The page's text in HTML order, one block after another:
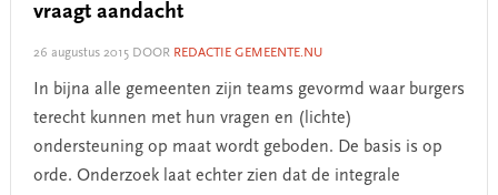
vraagt aandacht
26 augustus 2015DOOR REDACTIE GEMEENTE.NU
In bijna alle gemeenten zijn teams gevormd waar burgers
terecht kunnen met hun vragen en (lichte)
ondersteuning op maat wordt geboden. De basis is op
orde. Onderzoek laat echter zien dat de integrale